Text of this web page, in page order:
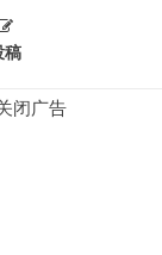
稿
闭广告